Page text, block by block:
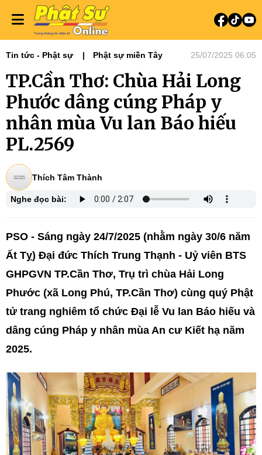
Tin tức - Phật sự Phật sự miền Tây 25/07/2025 06:05
TP.Cần Thơ: Chùa Hải Long
Phước dâng cúng Pháp y
nhân mùa Vu lan Báo hiếu
PL.2569
Thích Tâm Thành
Nghe đọc bài:
PSO - Sáng ngày 24/7/2025 (nhằm ngày 30/6 năm
Ất Tỵ) Đại đức Thích Trung Thạnh - Uỷ viên BTS
GHPGVN TP.Cần Thơ, Trụ trì chùa Hải Long
Phước (xã Long Phú, TP.Cần Thơ) cùng quý Phật
tử trang nghiêm tổ chức Đại lễ Vu lan Báo hiếu và
dâng cúng Pháp y nhân mùa An cư Kiết hạ năm
2025.